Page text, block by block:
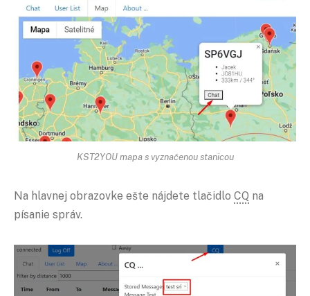
KST2YOU mapa s vyznačenou stanicou
Na hlavnej obrazovke ešte nájdete tlačidlo CQ na
písanie správ.